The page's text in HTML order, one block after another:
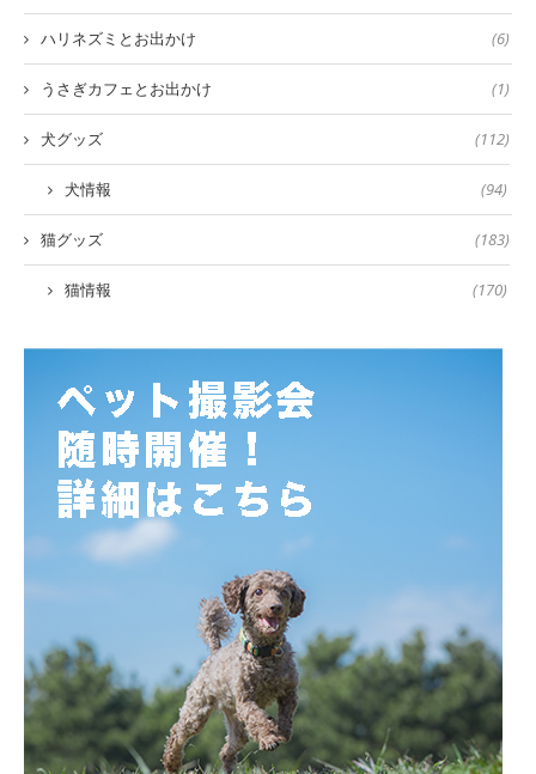
ハリネズミとお出かけ (6)
うさぎカフェとお出かけ (1)
犬グッズ (112)
犬情報 (94)
猫グッズ (183)
猫情報 (170)